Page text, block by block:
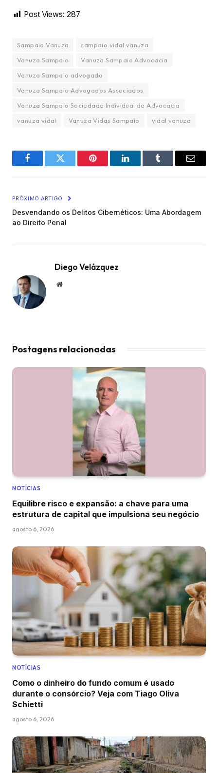
Post Views: 287
Sampaio Vanuza
sampaio vidal vanuza
Vanuza Sampaio
Vanuza Sampaio Advocacia
Vanuza Sampaio advogada
Vanuza Sampaio Advogados Associados
Vanuza Sampaio Sociedade Individual de Advocacia
vanuza vidal
Vanuza Vidas Sampaio vidal vanuza
FacebookTwitter Pinterest LinkedInTumblr Email
PRÓXIMO ARTIGO
Desvendando os Delitos Cibernéticos: Uma Abordagem
ao Direito Penal
Diego Velázquez
Website
Postagens relacionadas
NOTÍCIAS
Equilibre risco e expansão: a chave para uma
estrutura de capital que impulsiona seu negócio
agosto 6, 2026
NOTÍCIAS
Como o dinheiro do fundo comum é usado
durante o consórcio? Veja com Tiago Oliva
Schietti
agosto 6, 2026